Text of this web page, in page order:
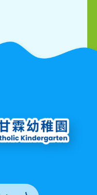
錢
這